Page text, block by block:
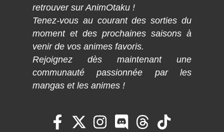
retrouver sur AnimOtaku !
Tenez-vous au courant des sorties du
moment et des prochaines saisons à
venir de vos animes favoris.
Rejoignez dès maintenant une
communauté passionnée par les
mangas et les animes !